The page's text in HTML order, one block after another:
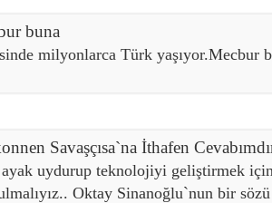
buna
milyonlarca Türk yaşıyor.Mecbur
Savaşçısa`na İthafen
ayak uydurup teknolojiyi geliştirmek
Oktay Sinanoğlu`nun bir